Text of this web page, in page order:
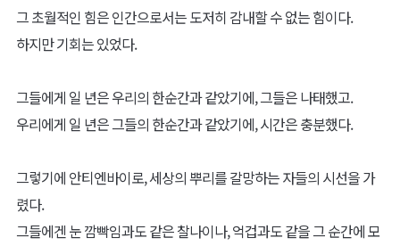
그 초월적인 힘은 인간으로서는 도저히 감내할 수 없는 힘이다.
하지만 기회는 있었다.
그들에게 일 년은 우리의 한순간과 같았기에, 그들은 나태했고.
우리에게 일 년은 그들의 한순간과 같았기에, 시간은 충분했다.
그렇기에 안티엔바이로, 세상의 뿌리를 갈망하는 자들의 시선을 가
렸다.
그들에겐 눈 깜빡임과도 같은 찰나이나, 억겁과도 같을 그 순간에 모